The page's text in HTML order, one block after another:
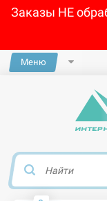
Заказы НЕ
Меню